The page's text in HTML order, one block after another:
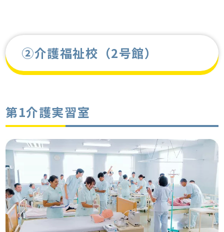
②介護福祉校（2号館）
第1介護実習室